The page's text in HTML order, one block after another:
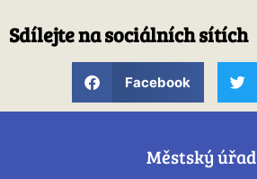
Sdílejte na sociálních sítích
Facebook
Městský úřad